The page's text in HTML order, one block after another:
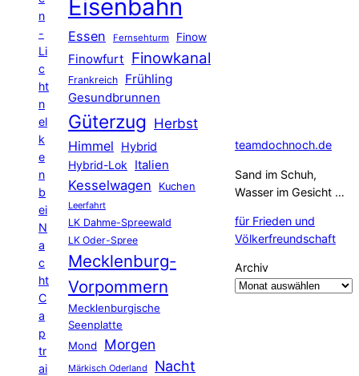
n
-
Li
c
ht
n
el
k
e
n
b
ei
N
a
c
ht
C
a
p
tr
ai
Eisenbahn
Essen Fernsehturm Finow
Finowfurt Finowkanal
Frankreich Frühling
Gesundbrunnen
Güterzug Herbst
Himmel
Hybrid
Hybrid-Lok Italien
Kesselwagen Kuchen
Leerfahrt
LK Dahme-Spreewald
LK Oder-Spree
Mecklenburg-
Vorpommern
Mecklenburgische
Seenplatte
Mond
Morgen
Märkisch Oderland Nacht
teamdochnoch.de
Sand im Schuh,
Wasser im Gesicht …
für Frieden und
Völkerfreundschaft
Archiv